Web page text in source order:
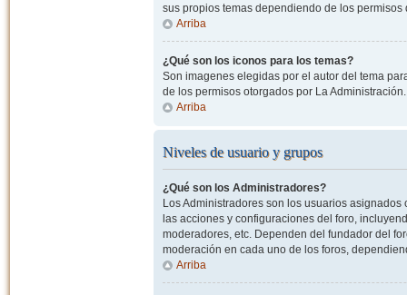
sus propios temas dependiendo de los
Arriba
¿Qué son los iconos para los temas?
Son imagenes elegidas por el autor del tema
de los permisos otorgados por La Administración.
Arriba
Niveles de usuario y grupos
¿Qué son los Administradores?
Los Administradores son los usuarios
las acciones y configuraciones del foro,
moderadores, etc. Dependen del fundador del
moderación en cada uno de los foros,
Arriba